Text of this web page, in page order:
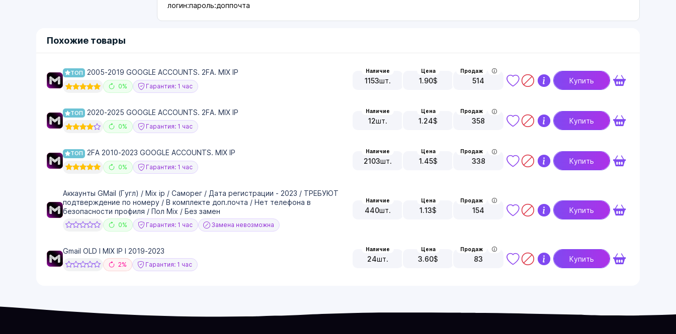
логин:пароль:доппочта
Похожие товары
ТОП 2005-2019 GOOGLE ACCOUNTS. 2FA. MIX IP
0% Гарантия: 1 час
Наличие
1153шт.
Цена
1.90$
Продаж
514 Купить
ТОП 2020-2025 GOOGLE ACCOUNTS. 2FA. MIX IP
0% Гарантия: 1 час
Наличие
12шт.
Цена
1.24$
Продаж
358 Купить
ТОП 2FA 2010-2023 GOOGLE ACCOUNTS. MIX IP
0% Гарантия: 1 час
Наличие
2103шт.
Цена
1.45$
Продаж
338 Купить
Аккаунты GMail (Гугл) / Mix ip / Саморег / Дата регистрации - 2023 / ТРЕБУЮТ
подтверждение по номеру / В комплекте доп.почта / Нет телефона в
безопасности профиля / Пол Mix / Без замен
0% Гарантия: 1 час Замена невозможна
Наличие
440шт.
Цена
1.13$
Продаж
154 Купить
Gmail OLD I MIX IP I 2019-2023
2% Гарантия: 1 час
Наличие
24шт.
Цена
3.60$
Продаж
83 Купить